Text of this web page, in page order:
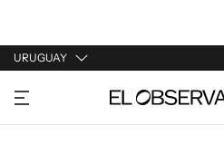
URUGUAY
URUGUAY
ARGENTINA